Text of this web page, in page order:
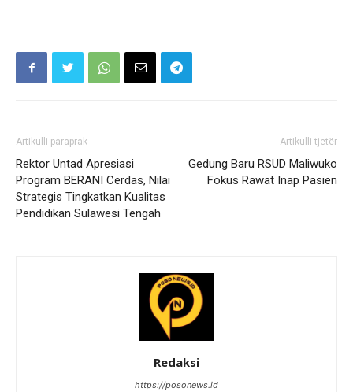
Artikulli paraprak
Rektor Untad Apresiasi
Program BERANI Cerdas, Nilai
Strategis Tingkatkan Kualitas
Pendidikan Sulawesi Tengah
Artikulli tjetër
Gedung Baru RSUD Maliwuko
Fokus Rawat Inap Pasien
Redaksi
https://posonews.id